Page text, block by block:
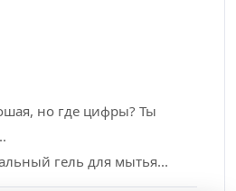
но где цифры? Ты
гель для мытья...